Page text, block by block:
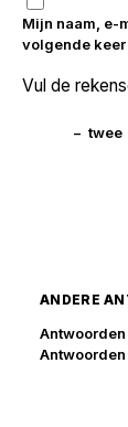
Mijn naam, e-
volgende keer
Vul de
− twee
ANDERE
Antwoorden